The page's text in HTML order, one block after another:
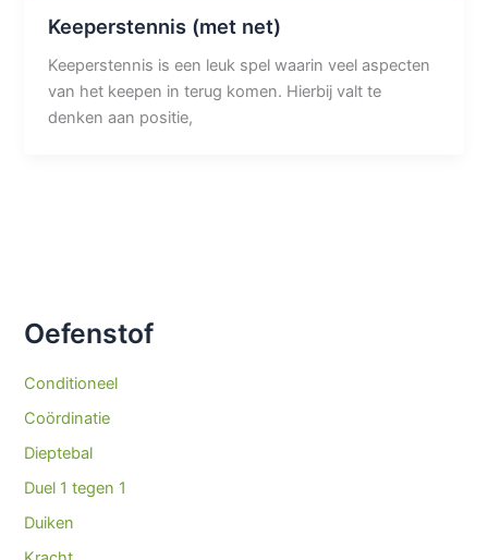
Keeperstennis (met net)
Keeperstennis is een leuk spel waarin veel aspecten
van het keepen in terug komen. Hierbij valt te
denken aan positie,
Oefenstof
Conditioneel
Coördinatie
Dieptebal
Duel 1 tegen 1
Duiken